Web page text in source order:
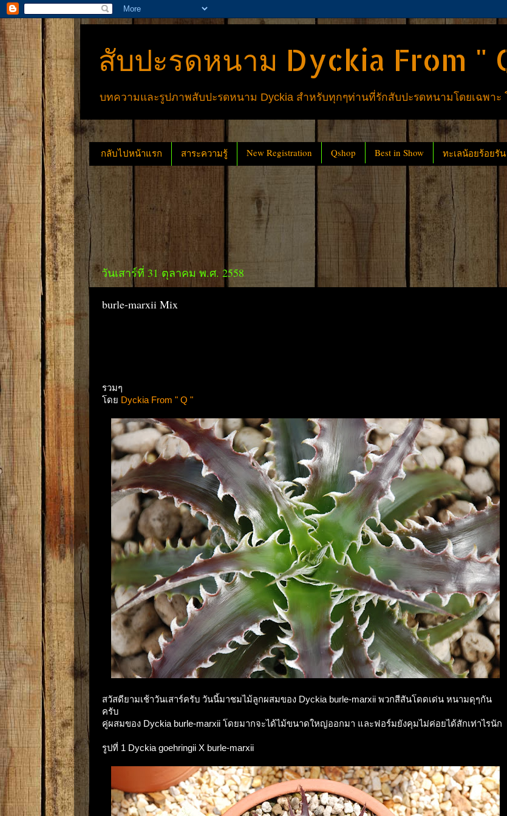
สับปะรดหนาม Dyckia From "
บทความและรูปภาพสับปะรดหนาม Dyckia สำหรับทุกๆท่านที่รักสับปะรดหนามโดยเฉพาะ
กลับไปหน้าแรก สาระความรู้ New Registration Qshop Best in Show ทะเลน้อยร้อยรัน
วันเสาร์ที่ 31 ตุลาคม พ.ศ. 2558
burle-marxii Mix
รวมๆ
โดย Dyckia From " Q "
สวัสดียามเช้าวันเสาร์ครับ วันนี้มาชมไม้ลูกผสมของ Dyckia burle-marxii พวกสีสันโดดเด่น หนามดุๆกัน
ครับ
คู่ผสมของ Dyckia burle-marxii โดยมากจะได้ไม้ขนาดใหญ่ออกมา และฟอร์มยังคุมไม่ค่อยได้สักเท่าไรนัก
รูปที่ 1 Dyckia goehringii X burle-marxii